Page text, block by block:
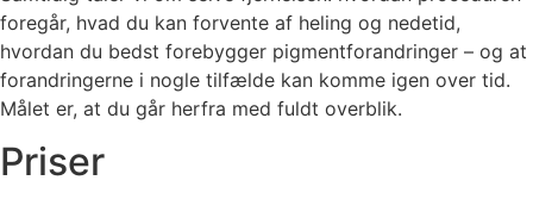
foregår, hvad du kan forvente af heling og nedetid,
hvordan du bedst forebygger pigmentforandringer – og at
forandringerne i nogle tilfælde kan komme igen over tid.
Målet er, at du går herfra med fuldt overblik.
Priser